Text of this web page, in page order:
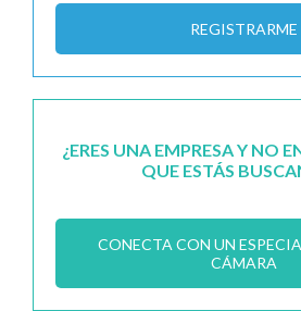
REGISTRARME
¿ERES UNA EMPRESA Y NO
QUE ESTÁS
CONECTA CON UN
CÁMARA